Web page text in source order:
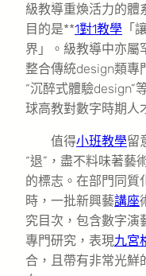
級教導重煥活力的體
目的是**1對1教學 「
界」。級教導中亦屬
整合傳統design類專
“沉醉式體驗design”
球高教對數字時期人
值得小班教學留
“退”，盡不料味著藝
的標志。在部門同質
時，一批新興藝講座
究目次，包含數字演
專門研究，表現九宮
合，且帶有非常光鮮